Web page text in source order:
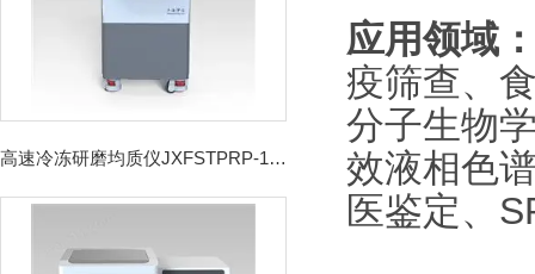
高速冷冻研磨均质仪JXFSTPRP-192CL
应用领域
疫筛查、
分子生物
效液相色
医鉴定、